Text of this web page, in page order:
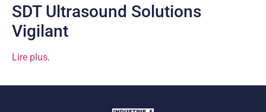
SDT Ultrasound Solutions
Vigilant
Lire plus.